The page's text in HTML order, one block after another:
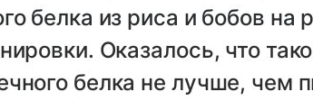
белка из риса и бобов
Оказалось, что
белка не лучше, чем